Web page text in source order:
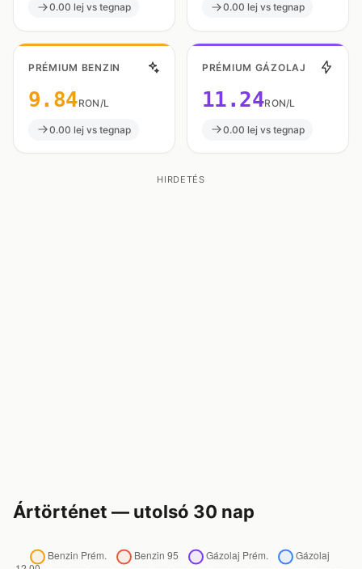
0.00 lej vs tegnap 0.00 lej vs tegnap
PRÉMIUM BENZIN
9.84RON/L
0.00 lej vs tegnap
PRÉMIUM GÁZOLAJ
11.24RON/L
0.00 lej vs tegnap
HIRDETÉS
Ártörténet — utolsó 30 nap